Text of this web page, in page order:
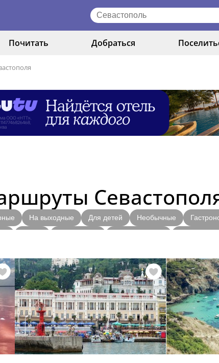
Почитать Добраться
На выходные Для детей Необычные